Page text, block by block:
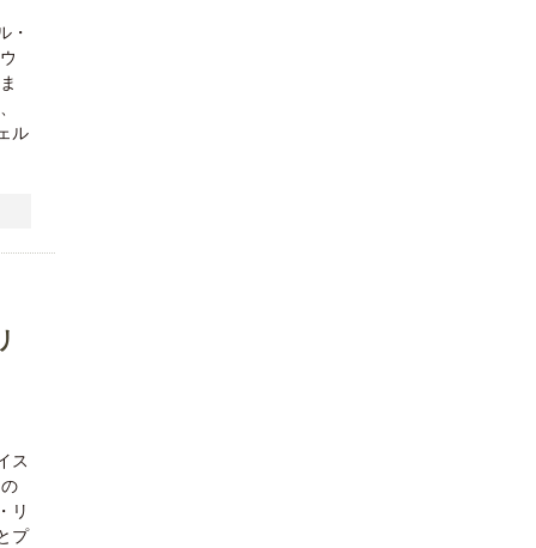
・
ル
ス
リ
プ